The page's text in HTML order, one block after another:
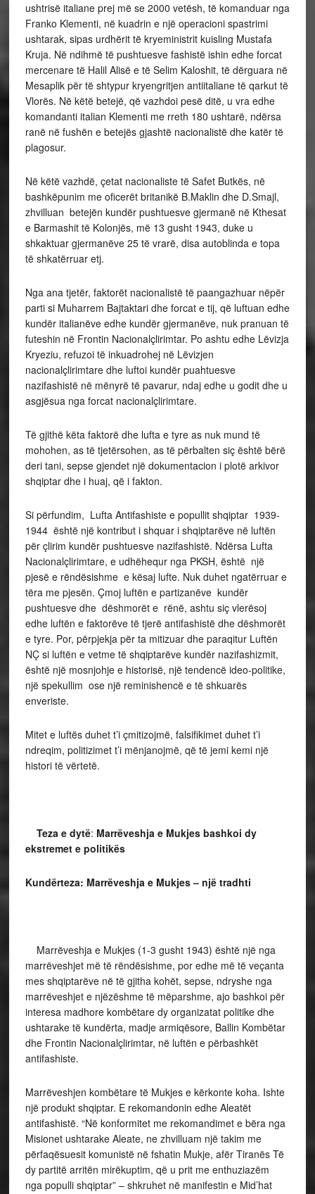
ushtrisë italiane prej më se 2000 vetësh, të komanduar nga
Franko Klementi, në kuadrin e një operacioni spastrimi
ushtarak, sipas urdhërit të kryeministrit kuisling Mustafa
Kruja. Në ndihmë të pushtuesve fashistë ishin edhe forcat
mercenare të Halil Alisë e të Selim Kaloshit, të dërguara në
Mesaplik për të shtypur kryengritjen antiitaliane të qarkut të
Vlorës. Në këtë betejë, që vazhdoi pesë ditë, u vra edhe
komandanti italian Klementi me rreth 180 ushtarë, ndërsa
ranë në fushën e betejës gjashtë nacionalistë dhe katër të
plagosur.
Në këtë vazhdë, çetat nacionaliste të Safet Butkës, në
bashkëpunim me oficerët britanikë B.Maklin dhe D.Smajl,
zhvilluan betejën kundër pushtuesve gjermanë në Kthesat
e Barmashit të Kolonjës, më 13 gusht 1943, duke u
shkaktuar gjermanëve 25 të vrarë, disa autoblinda e topa
të shkatërruar etj.
Nga ana tjetër, faktorët nacionalistë të paangazhuar nëpër
parti si Muharrem Bajtaktari dhe forcat e tij, që luftuan edhe
kundër italianëve edhe kundër gjermanëve, nuk pranuan të
futeshin në Frontin Nacionalçlirimtar. Po ashtu edhe Lëvizja
Kryeziu, refuzoi të inkuadrohej në Lëvizjen
nacionalçlirimtare dhe luftoi kundër puahtuesve
nazifashistë në mënyrë të pavarur, ndaj edhe u godit dhe u
asgjësua nga forcat nacionalçlirimtare.
Të gjithë këta faktorë dhe lufta e tyre as nuk mund të
mohohen, as të tjetërsohen, as të përbalten siç është bërë
deri tani, sepse gjendet një dokumentacion i plotë arkivor
shqiptar dhe i huaj, që i fakton.
Si përfundim, Lufta Antifashiste e popullit shqiptar 1939-
1944 është një kontribut i shquar i shqiptarëve në luftën
për çlirim kundër pushtuesve nazifashistë. Ndërsa Lufta
Nacionalçlirimtare, e udhëhequr nga PKSH, është një
pjesë e rëndësishme e kësaj lufte. Nuk duhet ngatërruar e
tëra me pjesën. Çmoj luftën e partizanëve kundër
pushtuesve dhe dëshmorët e rënë, ashtu siç vlerësoj
edhe luftën e faktorëve të tjerë antifashistë dhe dëshmorët
e tyre. Por, përpjekja për ta mitizuar dhe paraqitur Luftën
NÇ si luftën e vetme të shqiptarëve kundër nazifashizmit,
është një mosnjohje e historisë, një tendencë ideo-politike,
një spekullim ose një reminishencë e të shkuarës
enveriste.
Mitet e luftës duhet t’i çmitizojmë, falsifikimet duhet t’i
ndreqim, politizimet t’i mënjanojmë, që të jemi kemi një
histori të vërtetë.
Teza e dytë: Marrëveshja e Mukjes bashkoi dy
ekstremet e politikës
Kundërteza: Marrëveshja e Mukjes – një tradhti
Marrëveshja e Mukjes (1-3 gusht 1943) është një nga
marrëveshjet më të rëndësishme, por edhe më të veçanta
mes shqiptarëve në të gjitha kohët, sepse, ndryshe nga
marrëveshjet e njëzëshme të mëparshme, ajo bashkoi për
interesa madhore kombëtare dy organizatat politike dhe
ushtarake të kundërta, madje armiqësore, Ballin Kombëtar
dhe Frontin Nacionalçlirimtar, në luftën e përbashkët
antifashiste.
Marrëveshjen kombëtare të Mukjes e kërkonte koha. Ishte
një produkt shqiptar. E rekomandonin edhe Aleatët
antifashistë. “Në konformitet me rekomandimet e bëra nga
Misionet ushtarake Aleate, ne zhvilluam një takim me
përfaqësuesit komunistë në fshatin Mukje, afër Tiranës Të
dy partitë arritën mirëkuptim, që u prit me enthuziazëm
nga populli shqiptar” – shkruhet në manifestin e Mid’hat